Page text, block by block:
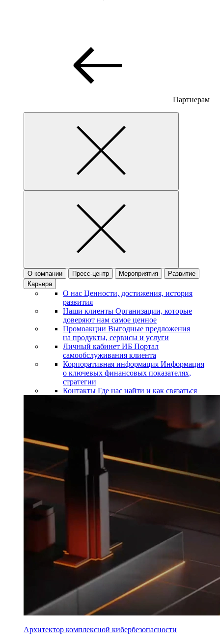
Партнерам
О компании Пресс-центр Мероприятия
Развитие
Карьера
О нас Ценности, достижения, история
развития
Наши клиенты Организации, которые
доверяют нам самое ценное
Промоакции Выгодные предложения
на продукты, сервисы и услуги
Личный кабинет ИБ Портал
самообслуживания клиента
Корпоративная информация Информация
о ключевых финансовых показателях,
стратегии
Контакты Где нас найти и как связаться
Архитектор комплексной кибербезопасности